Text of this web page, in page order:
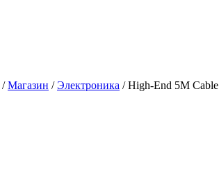
/Магазин /Электроника / High-End 5M Cable